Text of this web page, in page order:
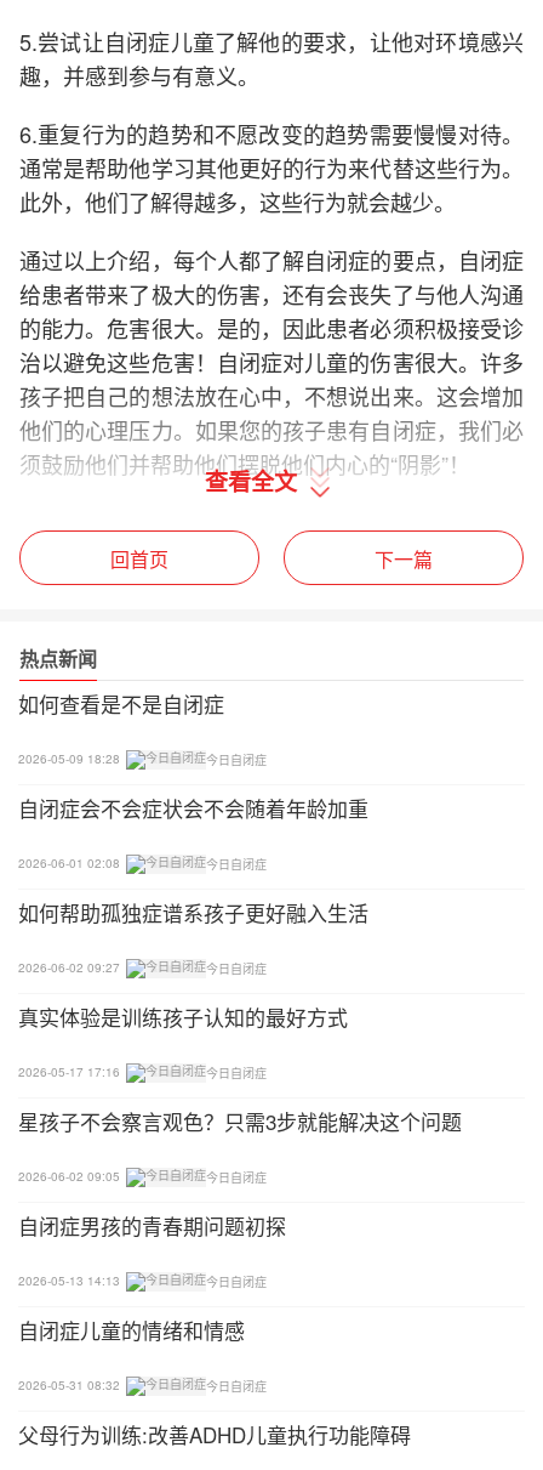
5.尝试让自闭症儿童了解他的要求，让他对环境感兴
趣，并感到参与有意义。
6.重复行为的趋势和不愿改变的趋势需要慢慢对待。
通常是帮助他学习其他更好的行为来代替这些行为。
此外，他们了解得越多，这些行为就会越少。
通过以上介绍，每个人都了解自闭症的要点，自闭症
给患者带来了极大的伤害，还有会丧失了与他人沟通
的能力。危害很大。是的，因此患者必须积极接受诊
治以避免这些危害！自闭症对儿童的伤害很大。许多
孩子把自己的想法放在心中，不想说出来。这会增加
他们的心理压力。如果您的孩子患有自闭症，我们必
须鼓励他们并帮助他们摆脱他们内心的“阴影”！
查看全文
回首页 下一篇
热点新闻
如何查看是不是自闭症
2026-05-09 18:28 今日自闭症
自闭症会不会症状会不会随着年龄加重
2026-06-01 02:08 今日自闭症
如何帮助孤独症谱系孩子更好融入生活
2026-06-02 09:27 今日自闭症
真实体验是训练孩子认知的最好方式
2026-05-17 17:16 今日自闭症
星孩子不会察言观色？只需3步就能解决这个问题
2026-06-02 09:05 今日自闭症
​自闭症男孩的青春期问题初探
2026-05-13 14:13 今日自闭症
自闭症儿童的情绪和情感
2026-05-31 08:32 今日自闭症
父母行为训练:改善ADHD儿童执行功能障碍